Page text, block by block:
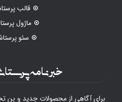
قالب
ماژول
سئو
خبرنامه
برای آگاهی از محصولات جدید و بن